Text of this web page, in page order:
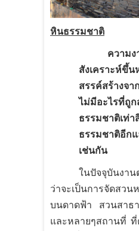
หินธรรมชาติ
ความ
สังเคราะห์ขึ้
สรรค์สร้างจา
ไม่มีอะไรที่ถูก
ธรรมชาติเท่า
ธรรมชาติอีก
เช่นกัน
ในปัจจุบันงา
ว่าจะเป็นการจัดสว
บนดาดฟ้า สวนสาธ
และหลายๆสถานที่ ที่